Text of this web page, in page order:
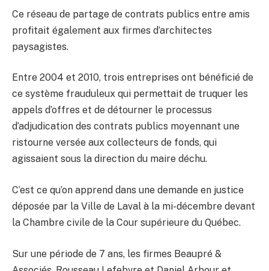
Ce réseau de partage de contrats publics entre amis
profitait également aux firmes d’architectes
paysagistes.
Entre 2004 et 2010, trois entreprises ont bénéficié de
ce système frauduleux qui permettait de truquer les
appels d’offres et de détourner le processus
d’adjudication des contrats publics moyennant une
ristourne versée aux collecteurs de fonds, qui
agissaient sous la direction du maire déchu.
C’est ce qu’on apprend dans une demande en justice
déposée par la Ville de Laval à la mi-décembre devant
la Chambre civile de la Cour supérieure du Québec.
Sur une période de 7 ans, les firmes Beaupré &